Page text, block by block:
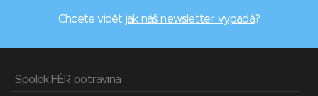
Chcete vidět jak náš newsletter vypadá?
Spolek FÉR potravina